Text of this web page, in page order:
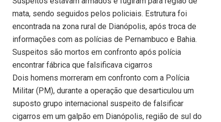
mata, sendo seguidos pelos policiais. Estrutura foi
encontrada na zona rural de Dianópolis, após troca de
informações com as polícias de Pernambuco e Bahia.
Suspeitos são mortos em confronto após polícia
encontrar fábrica que falsificava cigarros
Dois homens morreram em confronto com a Polícia
Militar (PM), durante a operação que desarticulou um
suposto grupo internacional suspeito de falsificar
cigarros em um galpão em Dianópolis, região de sul do